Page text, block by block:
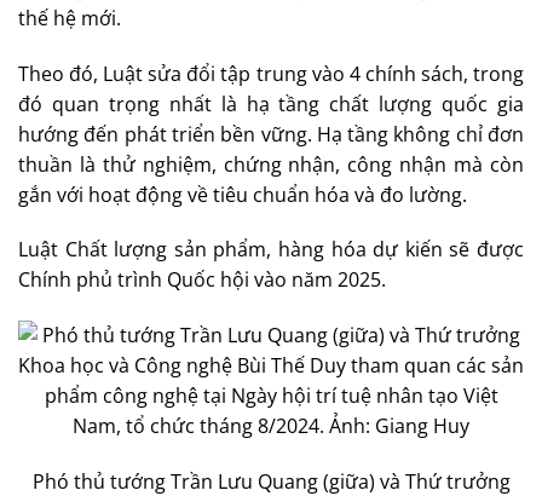
thế hệ mới.
Theo đó, Luật sửa đổi tập trung vào 4 chính sách, trong
đó quan trọng nhất là hạ tầng chất lượng quốc gia
hướng đến phát triển bền vững. Hạ tầng không chỉ đơn
thuần là thử nghiệm, chứng nhận, công nhận mà còn
gắn với hoạt động về tiêu chuẩn hóa và đo lường.
Luật Chất lượng sản phẩm, hàng hóa dự kiến sẽ được
Chính phủ trình Quốc hội vào năm 2025.
Phó thủ tướng Trần Lưu Quang (giữa) và Thứ trưởng